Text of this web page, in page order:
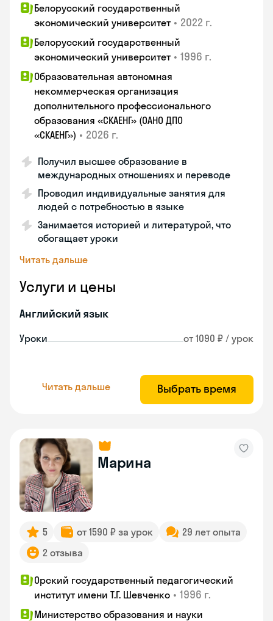
Белорусский государственный
экономический университет • 2022 г.
Белорусский государственный
экономический университет • 1996 г.
Образовательная автономная
некоммерческая организация
дополнительного профессионального
образования «СКАЕНГ» (ОАНО ДПО
«СКАЕНГ») • 2026 г.
Получил высшее образование в
международных отношениях и переводе
Проводил индивидуальные занятия для
людей с потребностью в языке
Занимается историей и литературой, что
обогащает уроки
Читать дальше
Услуги и цены
Английский язык
Уроки от 1090 ₽ / урок
Читать дальше Выбрать время
Марина
5 от 1590 ₽ за урок
29 лет опыта
2 отзыва
Орский государственный педагогический
институт имени Т.Г. Шевченко • 1996 г.
Министерство образования и науки